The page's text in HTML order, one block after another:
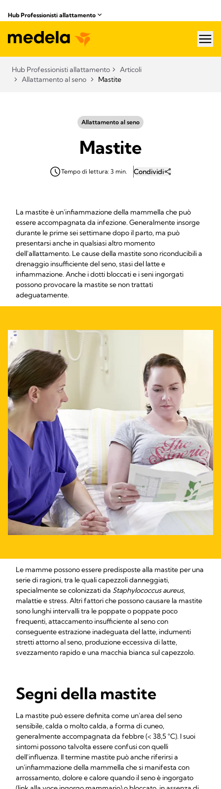
Hub Professionisti allattamento​
Hub Professionisti allattamento​
Articoli​
Allattamento al seno
Mastite
Allattamento al seno
Mastite
Tempo di lettura: 3 min. Condividi
La mastite è un'infiammazione della mammella che può
essere accompagnata da infezione. Generalmente insorge
durante le prime sei settimane dopo il parto, ma può
presentarsi anche in qualsiasi altro momento
dell'allattamento. Le cause della mastite sono riconducibili a
drenaggio insufficiente del seno, stasi del latte e
infiammazione. Anche i dotti bloccati e i seni ingorgati
possono provocare la mastite se non trattati
adeguatamente.
Le mamme possono essere predisposte alla mastite per una
serie di ragioni, tra le quali capezzoli danneggiati,
specialmente se colonizzati da Staphylococcus aureus,
malattie e stress. Altri fattori che possono causare la mastite
sono lunghi intervalli tra le poppate o poppate poco
frequenti, attaccamento insufficiente al seno con
conseguente estrazione inadeguata del latte, indumenti
stretti attorno al seno, produzione eccessiva di latte,
svezzamento rapido e una macchia bianca sul capezzolo.
Segni della mastite
La mastite può essere definita come un'area del seno
sensibile, calda o molto calda, a forma di cuneo,
generalmente accompagnata da febbre (< 38,5 °C). I suoi
sintomi possono talvolta essere confusi con quelli
dell'influenza. Il termine mastite può anche riferirsi a
un'infiammazione della mammella che si manifesta con
arrossamento, dolore e calore quando il seno è ingorgato